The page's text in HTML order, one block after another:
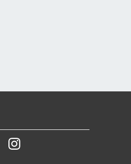
YoutubeInstagram